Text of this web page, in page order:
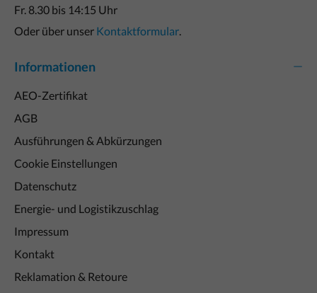
Fr. 8.30 bis 14:15 Uhr
Oder über unser Kontaktformular
Informationen
AEO-Zertifikat
AGB
Ausführungen & Abkürzungen
Cookie Einstellungen
Datenschutz
Energie- und Logistikzuschlag
Impressum
Kontakt
Reklamation & Retoure